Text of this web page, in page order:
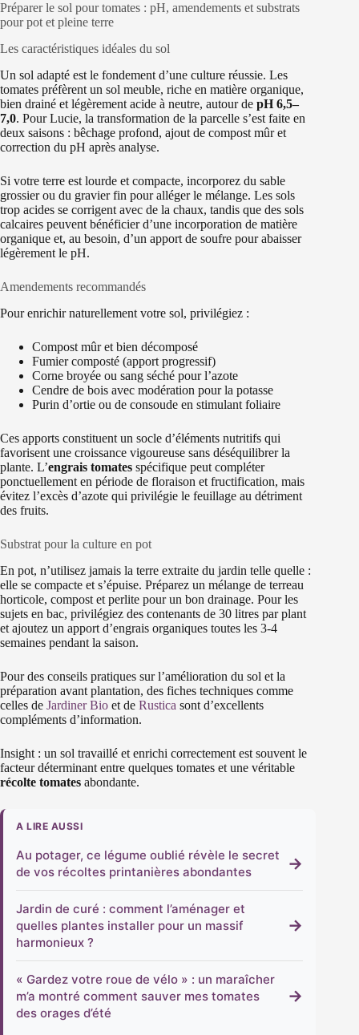
Préparer le sol pour tomates : pH, amendements et substrats
pour pot et pleine terre
Les caractéristiques idéales du sol
Un sol adapté est le fondement d’une culture réussie. Les
tomates préfèrent un sol meuble, riche en matière organique,
bien drainé et légèrement acide à neutre, autour de pH 6,5–
7,0. Pour Lucie, la transformation de la parcelle s’est faite en
deux saisons : bêchage profond, ajout de compost mûr et
correction du pH après analyse.
Si votre terre est lourde et compacte, incorporez du sable
grossier ou du gravier fin pour alléger le mélange. Les sols
trop acides se corrigent avec de la chaux, tandis que des sols
calcaires peuvent bénéficier d’une incorporation de matière
organique et, au besoin, d’un apport de soufre pour abaisser
légèrement le pH.
Amendements recommandés
Pour enrichir naturellement votre sol, privilégiez :
Compost mûr et bien décomposé
Fumier composté (apport progressif)
Corne broyée ou sang séché pour l’azote
Cendre de bois avec modération pour la potasse
Purin d’ortie ou de consoude en stimulant foliaire
Ces apports constituent un socle d’éléments nutritifs qui
favorisent une croissance vigoureuse sans déséquilibrer la
plante. L’engrais tomates spécifique peut compléter
ponctuellement en période de floraison et fructification, mais
évitez l’excès d’azote qui privilégie le feuillage au détriment
des fruits.
Substrat pour la culture en pot
En pot, n’utilisez jamais la terre extraite du jardin telle quelle :
elle se compacte et s’épuise. Préparez un mélange de terreau
horticole, compost et perlite pour un bon drainage. Pour les
sujets en bac, privilégiez des contenants de 30 litres par plant
et ajoutez un apport d’engrais organiques toutes les 3-4
semaines pendant la saison.
Pour des conseils pratiques sur l’amélioration du sol et la
préparation avant plantation, des fiches techniques comme
celles de Jardiner Bio et de Rustica sont d’excellents
compléments d’information.
Insight : un sol travaillé et enrichi correctement est souvent le
facteur déterminant entre quelques tomates et une véritable
récolte tomates abondante.
A LIRE AUSSI
Au potager, ce légume oublié révèle le secret
de vos récoltes printanières abondantes
→
Jardin de curé : comment l’aménager et
quelles plantes installer pour un massif
harmonieux ?
→
« Gardez votre roue de vélo » : un maraîcher
m’a montré comment sauver mes tomates
des orages d’été
→